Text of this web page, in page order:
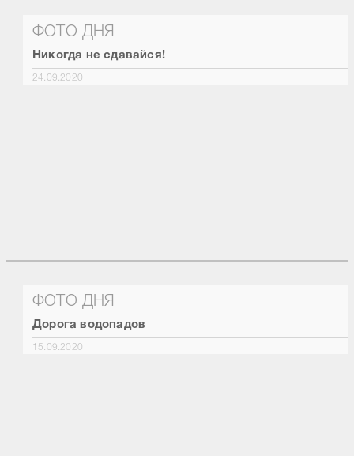
ФОТО ДНЯ
Никогда не сдавайся!
24.09.2020
ФОТО ДНЯ
Дорога водопадов
15.09.2020